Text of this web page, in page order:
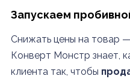
Запускаем
Снижать цены на товар
Конверт Монстр знает,
клиента так, чтобы